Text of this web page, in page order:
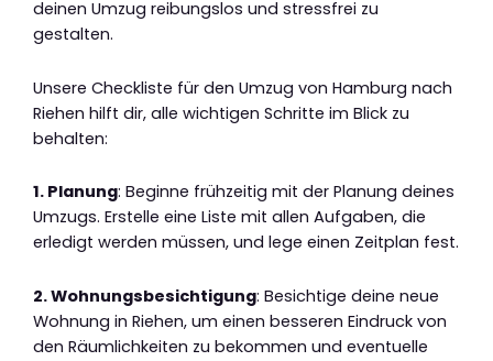
deinen Umzug reibungslos und stressfrei zu
gestalten.
Unsere Checkliste für den Umzug von Hamburg nach
Riehen hilft dir, alle wichtigen Schritte im Blick zu
behalten:
1. Planung: Beginne frühzeitig mit der Planung deines
Umzugs. Erstelle eine Liste mit allen Aufgaben, die
erledigt werden müssen, und lege einen Zeitplan fest.
2. Wohnungsbesichtigung: Besichtige deine neue
Wohnung in Riehen, um einen besseren Eindruck von
den Räumlichkeiten zu bekommen und eventuelle